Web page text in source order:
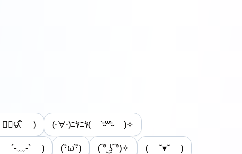
౪◟ิ ) (·∀·)ﾆﾔﾆﾔ( ⁼̴̀꒳⁼̴́ )✧
´-﹏-` ) (･ิω･ิ) ( ͡° ͜ʖ ͡°)✧ ( ˘▾˘ )